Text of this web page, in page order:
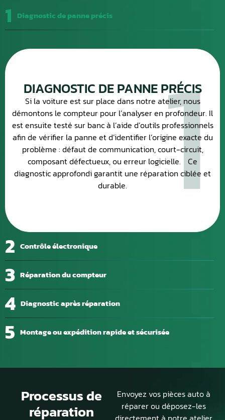
1 Diagnostic de panne précis
2 Contrôle électronique
3 Réparation du compteur
4 Diagnostic après réparation
5 Montage ou expédition rapide et sécurisée
1
DIAGNOSTIC DE PANNE PRÉCIS
Si la voiture est sur place dans notre atelier, nous
démontons le compteur pour l’analyser en profondeur. Il
est ensuite testé sur banc à l’aide d’outils professionnels
afin de vérifier la panne et d’identifier l’origine exacte du
problème : défaut de communication, court-circuit,
composant défectueux, ou erreur logicielle. Ce
diagnostic approfondi garantit une réparation ciblée et
durable.
Processus de
réparation
Envoyez vos pièces auto à
réparer ou déposez-les